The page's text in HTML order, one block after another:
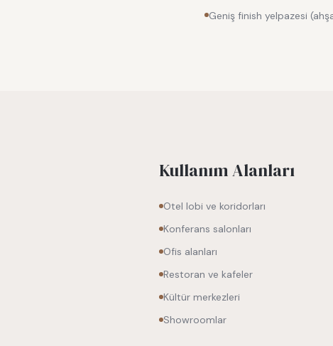
Geniş finish yelpazesi
Kullanım Alanları
Otel lobi ve koridorları
Konferans salonları
Ofis alanları
Restoran ve kafeler
Kültür merkezleri
Showroomlar